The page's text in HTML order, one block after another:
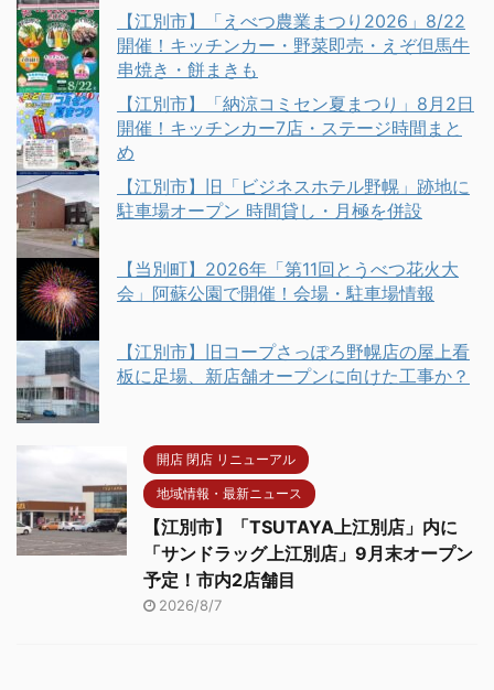
【江別市】「えべつ農業まつり2026」8/22
開催！キッチンカー・野菜即売・えぞ但馬牛
串焼き・餅まきも
【江別市】「納涼コミセン夏まつり」8月2日
開催！キッチンカー7店・ステージ時間まと
め
【江別市】旧「ビジネスホテル野幌」跡地に
駐車場オープン 時間貸し・月極を併設
【当別町】2026年「第11回とうべつ花火大
会」阿蘇公園で開催！会場・駐車場情報
【江別市】旧コープさっぽろ野幌店の屋上看
板に足場、新店舗オープンに向けた工事か？
開店 閉店 リニューアル
地域情報・最新ニュース
【江別市】「TSUTAYA上江別店」内に
「サンドラッグ上江別店」9月末オープン
予定！市内2店舗目
2026/8/7